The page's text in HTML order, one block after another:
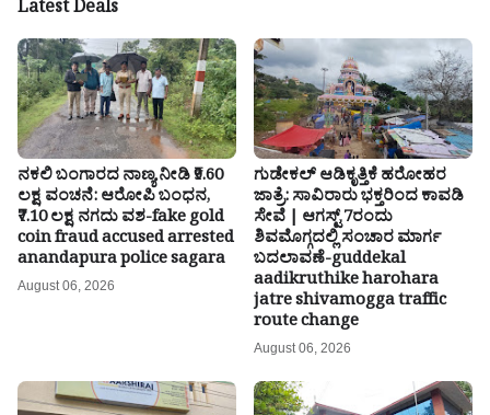
Latest Deals
ನಕಲಿ ಬಂಗಾರದ ನಾಣ್ಯ ನೀಡಿ ₹9.60
ಲಕ್ಷ ವಂಚನೆ: ಆರೋಪಿ ಬಂಧನ,
₹7.10 ಲಕ್ಷ ನಗದು ವಶ-fake gold
coin fraud accused arrested
anandapura police sagara
August 06, 2026
ಗುಡೇಕಲ್ ಆಡಿಕೃತ್ತಿಕೆ ಹರೋಹರ
ಜಾತ್ರೆ: ಸಾವಿರಾರು ಭಕ್ತರಿಂದ ಕಾವಡಿ
ಸೇವೆ | ಆಗಸ್ಟ್ 7ರಂದು
ಶಿವಮೊಗ್ಗದಲ್ಲಿ ಸಂಚಾರ ಮಾರ್ಗ
ಬದಲಾವಣೆ-guddekal
aadikruthike harohara
jatre shivamogga traffic
route change
August 06, 2026